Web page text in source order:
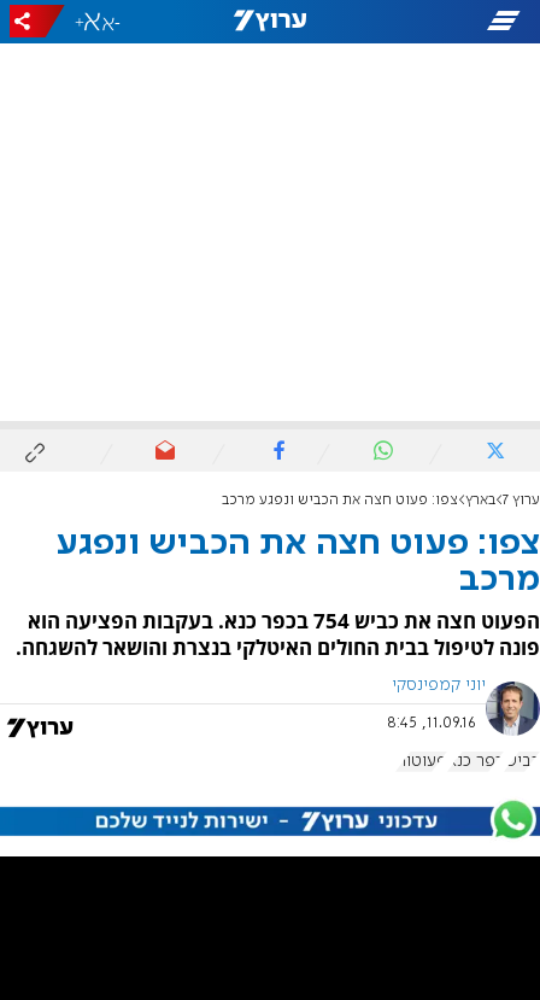
-
+
ערוץ 7 בארץ צפו: פעוט חצה את הכביש ונפגע מרכב
צפו: פעוט חצה את הכביש ונפגע
מרכב
הפעוט חצה את כביש 754 בכפר כנא. בעקבות הפציעה הוא
פונה לטיפול בבית החולים האיטלקי בנצרת והושאר להשגחה.
יוני קמפינסקי
11.09.16, 8:45
כביש כפר כנא פעוטות